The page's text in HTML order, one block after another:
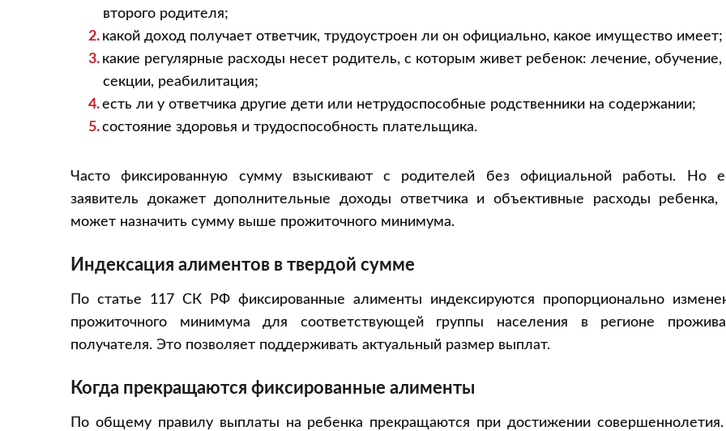
второго родителя;
какой доход получает ответчик, трудоустроен ли он официально, какое имущество имеет;
какие регулярные расходы несет родитель, с которым живет ребенок: лечение, обучение,
секции, реабилитация;
есть ли у ответчика другие дети или нетрудоспособные родственники на содержании;
состояние здоровья и трудоспособность плательщика.
Часто фиксированную сумму взыскивают с родителей без официальной работы. Но
заявитель докажет дополнительные доходы ответчика и объективные расходы ребенка,
может назначить сумму выше прожиточного минимума.
Индексация алиментов в твердой сумме
По статье 117 СК РФ фиксированные алименты индексируются пропорционально
прожиточного минимума для соответствующей группы населения в регионе
получателя. Это позволяет поддерживать актуальный размер выплат.
Когда прекращаются фиксированные алименты
По общему правилу выплаты на ребенка прекращаются при достижении